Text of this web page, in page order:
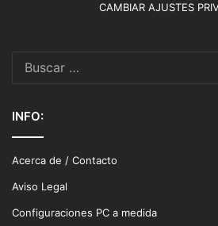
CAMBIAR AJUSTES
INFO:
Acerca de / Contacto
Aviso Legal
Configuraciones PC a medida